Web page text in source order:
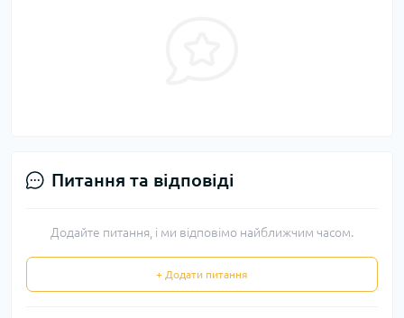
Питання та відповіді
Додайте питання, і ми відповімо найближчим часом.
+ Додати питання